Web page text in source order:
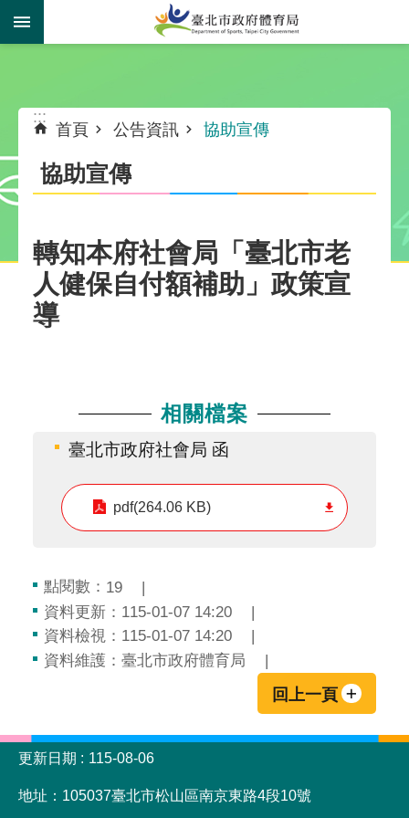
跳到主要內容區塊
:::
首頁 公告資訊 協助宣傳
協助宣傳
轉知本府社會局「臺北市老
人健保自付額補助」政策宣
導
相關檔案
臺北市政府社會局 函
pdf(264.06 KB)
點閱數： 19
資料更新：115-01-07 14:20
資料檢視：115-01-07 14:20
資料維護：臺北市政府體育局
回上一頁
:::
更新日期
115-08-06
地址：105037臺北市松山區南京東路4段10號